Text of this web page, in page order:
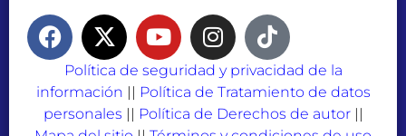
Política de seguridad y privacidad de la
información || Política de Tratamiento de datos
personales || Política de Derechos de autor||